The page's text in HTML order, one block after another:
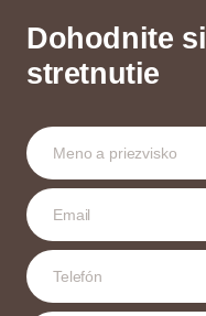
Dohodnite si
stretnutie